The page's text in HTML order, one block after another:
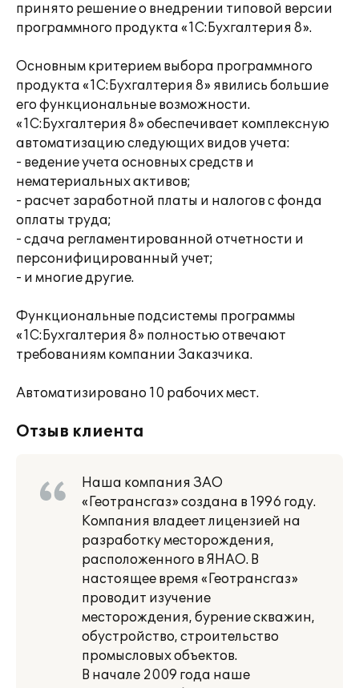
принято решение о внедрении типовой версии
программного продукта «1С:Бухгалтерия 8».
Основным критерием выбора программного
продукта «1С:Бухгалтерия 8» явились большие
его функциональные возможности.
«1С:Бухгалтерия 8» обеспечивает комплексную
автоматизацию следующих видов учета:
- ведение учета основных средств и
нематериальных активов;
- расчет заработной платы и налогов с фонда
оплаты труда;
- сдача регламентированной отчетности и
персонифицированный учет;
- и многие другие.
Функциональные подсистемы программы
«1С:Бухгалтерия 8» полностью отвечают
требованиям компании Заказчика.
Автоматизировано 10 рабочих мест.
Отзыв клиента
Наша компания ЗАО
«Геотрансгаз» создана в 1996 году.
Компания владеет лицензией на
разработку месторождения,
расположенного в ЯНАО. В
настоящее время «Геотрансгаз»
проводит изучение
месторождения, бурение скважин,
обустройство, строительство
промысловых объектов.
В начале 2009 года наше